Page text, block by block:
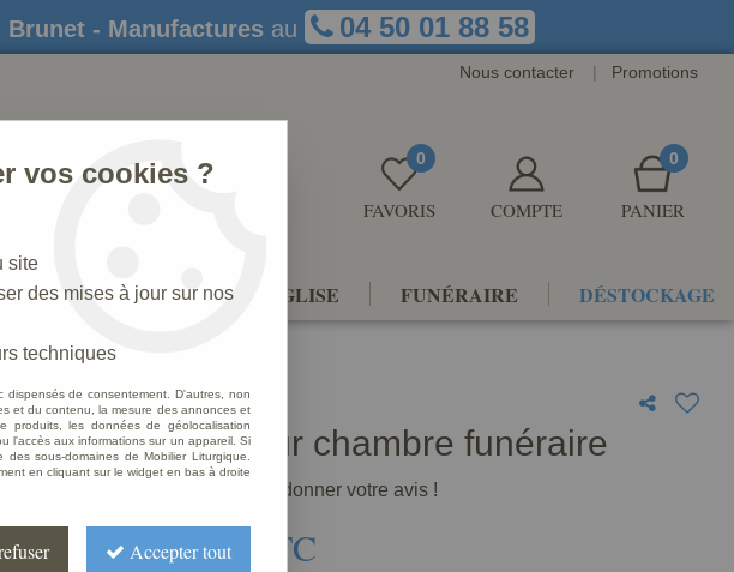
Brunet - Manufactures au 04 50 01 88 58
Nous contacter | Promotions
0
FAVORIS COMPTE
0
PANIER
AMÉNAGEMENTS D'ÉGLISE FUNÉRAIRE DÉSTOCKAGE
Mobilier pour chambre funéraire
Soyez le premier à donner votre avis !
6809,70 € TTC
vos cookies ?
site
des mises à jour sur nos
techniques
de consentement. D'autres, non
et du contenu, la mesure des annonces et
produits, les données de géolocalisation
l'accès aux informations sur un appareil. Si
sous-domaines de Mobilier Liturgique.
en cliquant sur le widget en bas à droite
Accepter tout